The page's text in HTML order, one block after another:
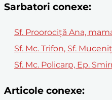
Sarbatori conexe:
Sf. Proorociţă Ana,
Sf. Mc. Trifon, Sf.
Sf. Mc. Policarp, Ep.
Articole conexe: